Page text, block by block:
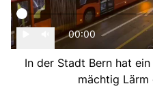
00:00
In der Stadt Bern hat
mächtig Lärm